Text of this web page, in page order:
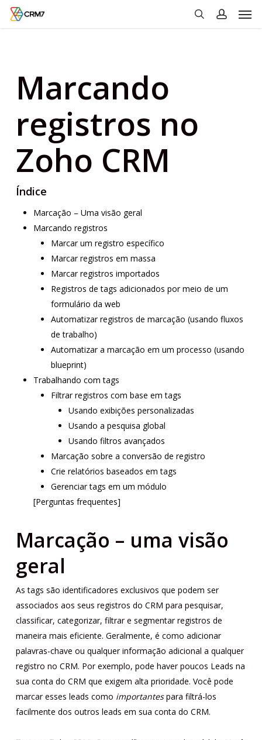
Skip
Marcando
registros no
Zoho CRM
Índice
Marcação – Uma visão geral
Marcando registros
Marcar um registro específico
Marcar registros em massa
Marcar registros importados
Registros de tags adicionados por meio de um
formulário da web
Automatizar registros de marcação (usando fluxos
de trabalho)
Automatizar a marcação em um processo (usando
blueprint)
Trabalhando com tags
Filtrar registros com base em tags
Usando exibições personalizadas
Usando a pesquisa global
Usando filtros avançados
Marcação sobre a conversão de registro
Crie relatórios baseados em tags
Gerenciar tags em um módulo
[Perguntas frequentes]
Marcação – uma visão
geral
As tags são identificadores exclusivos que podem ser
associados aos seus registros do CRM para pesquisar,
classificar, categorizar, filtrar e segmentar registros de
maneira mais eficiente. Geralmente, é como adicionar
palavras-chave ou qualquer informação adicional a qualquer
registro no CRM. Por exemplo, pode haver poucos Leads na
sua conta do CRM que exigem alta prioridade. Você pode
marcar esses leads como importantespara filtrá-los
facilmente dos outros leads em sua conta do CRM.